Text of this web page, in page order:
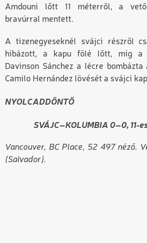
Amdouni lőtt 11 méterről, a
bravúrral mentett.
A tizenegyeseknél svájci részről
hibázott, a kapu fölé lőtt, míg a
Davinson Sánchez a lécre
Camilo Hernández lövését a svájci
NYOLCADDÖNTŐ
SVÁJC–KOLUMBIA 0–0, 11-
Vancouver, BC Place, 52 497 néző.
(Salvador).